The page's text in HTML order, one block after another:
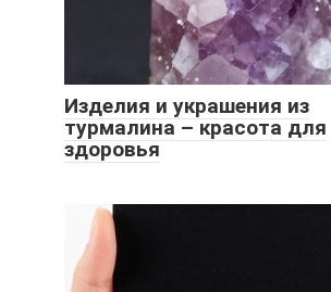
Изделия и украшения из
турмалина – красота для
здоровья